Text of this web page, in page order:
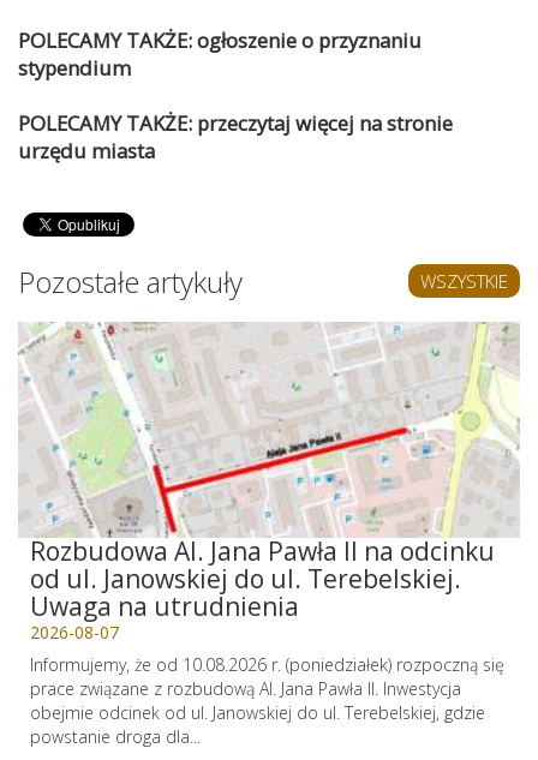
POLECAMY TAKŻE: ogłoszenie o przyznaniu
stypendium
POLECAMY TAKŻE: przeczytaj więcej na stronie
urzędu miasta
Pozostałe artykuły WSZYSTKIE
Rozbudowa Al. Jana Pawła II na odcinku
od ul. Janowskiej do ul. Terebelskiej.
Uwaga na utrudnienia
2026-08-07
Informujemy, że od 10.08.2026 r. (poniedziałek) rozpoczną się
prace związane z rozbudową Al. Jana Pawła II. Inwestycja
obejmie odcinek od ul. Janowskiej do ul. Terebelskiej, gdzie
powstanie droga dla...